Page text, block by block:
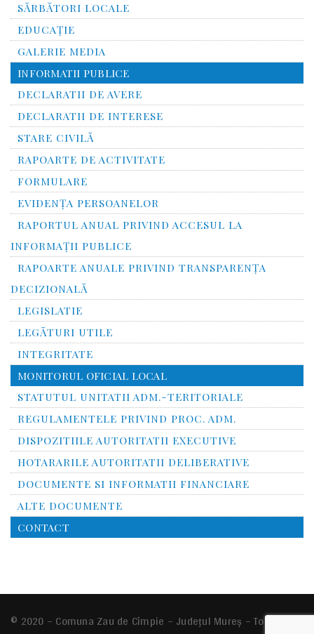
SĂRBĂTORI LOCALE
EDUCAȚIE
GALERIE MEDIA
INFORMATII PUBLICE
DECLARATII DE AVERE
DECLARATII DE INTERESE
STARE CIVILĂ
RAPOARTE DE ACTIVITATE
FORMULARE
EVIDENȚA PERSOANELOR
RAPORTUL ANUAL PRIVIND ACCESUL LA
INFORMAŢII PUBLICE
RAPOARTE ANUALE PRIVIND TRANSPARENŢA
DECIZIONALĂ
LEGISLATIE
LEGĂTURI UTILE
INTEGRITATE
MONITORUL OFICIAL LOCAL
STATUTUL UNITATII ADM.-TERITORIALE
REGULAMENTELE PRIVIND PROC. ADM.
DISPOZITIILE AUTORITATII EXECUTIVE
HOTARARILE AUTORITATII DELIBERATIVE
DOCUMENTE SI INFORMATII FINANCIARE
ALTE DOCUMENTE
CONTACT
© 2020 – Comuna Zau de Cîmpie – Județul Mureș – Toate